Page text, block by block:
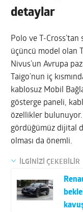
detaylar
Polo ve T-
üçüncü model olan
Nivus’un Avrupa
Taigo’nun iç
kablosuz Mobil
gösterge paneli,
özellikler bulunuyor.
gördüğümüz dijital
olması da önemli.
İLGİNİZİ ÇEKEBİLİR